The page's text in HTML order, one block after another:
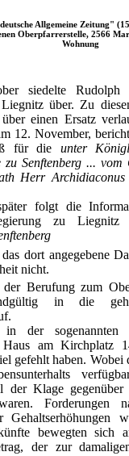
Allgemeine Zeitung"
Oberpfarrerstelle, 2566
Wohnung
siedelte Rudolph
über. Zu
einen Ersatz
12. November,
für die unter
zu Senftenberg ... vom
Herr Archidiaconus
folgt die
zu Liegnitz
dort angegebene
nicht.
der Berufung zum
in die
der sogenannten
Haus am Kirchplatz
gefehlt haben. Wobei
der Klage gegenüber
Forderungen
Gehaltserhöhungen
bewegten sich
der zur